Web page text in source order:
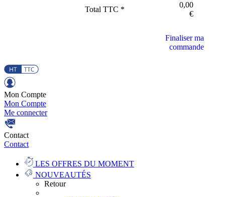
Total TTC *
0,00
€
Finaliser ma
commande
Mon Compte
Mon Compte
Me connecter
Contact
Contact
LES OFFRES DU MOMENT
NOUVEAUTÉS
Retour